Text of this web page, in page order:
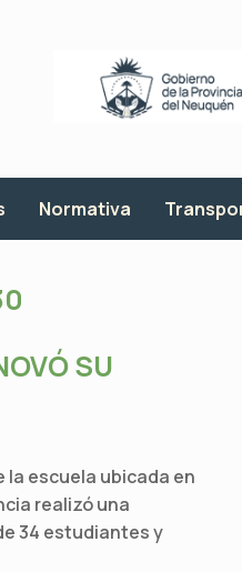
Normativa
SU
la escuela ubicada en
realizó una
34 estudiantes y